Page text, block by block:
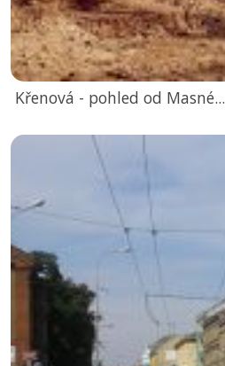
Křenová - pohled od Masné...